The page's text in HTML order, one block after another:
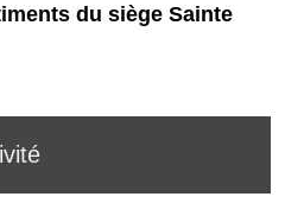
du siège Sainte